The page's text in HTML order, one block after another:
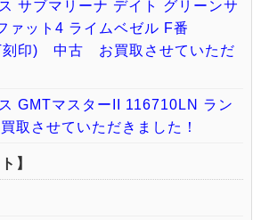
サブマリーナ デイト グリーンサ
ァット4 ライムベゼル F番
刻印) 中古 お買取させていただ
GMTマスターII 116710LN ラン
させていただきました！
】